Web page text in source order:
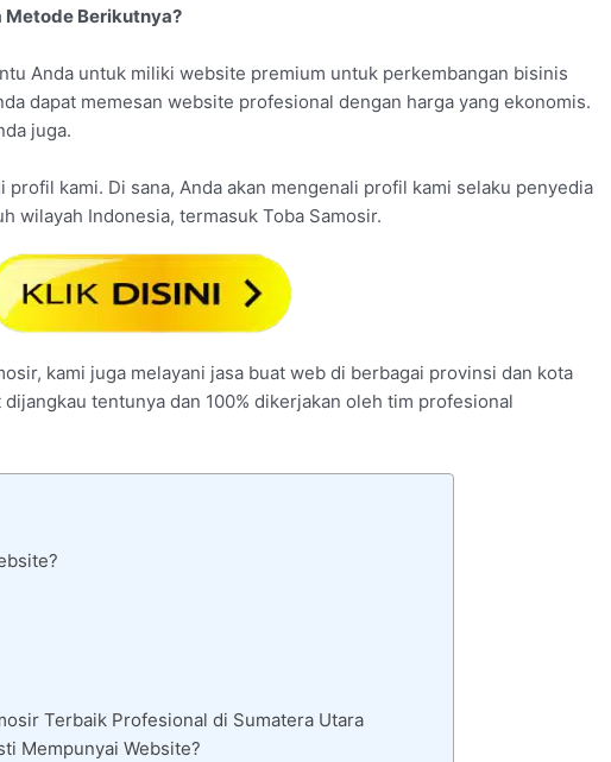
Metode Berikutnya?
Anda untuk miliki website premium untuk perkembangan bisinis
dapat memesan website profesional dengan harga yang ekonomis.
juga.
kami. Di sana, Anda akan mengenali profil kami selaku penyedia
wilayah Indonesia, termasuk Toba Samosir.
kami juga melayani jasa buat web di berbagai provinsi dan kota
tentunya dan 100% dikerjakan oleh tim profesional
Terbaik Profesional di Sumatera Utara
Mempunyai Website?